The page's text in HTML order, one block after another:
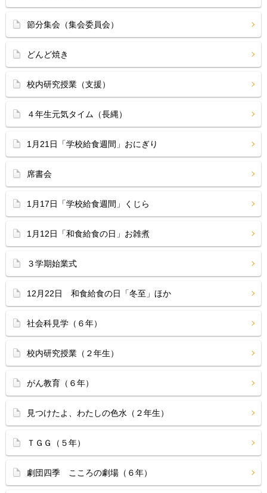
節分集会（集会委員会）
どんど焼き
校内研究授業（支援）
４年生元気タイム（長縄）
1月21日「学校給食週間」おにぎり
席書会
1月17日「学校給食週間」くじら
1月12日「和食給食の日」お雑煮
３学期始業式
12月22日 和食給食の日「冬至」ほか
社会科見学（６年）
校内研究授業（２年生）
がん教育（６年）
見つけたよ、わたしの色水（２年生）
ＴＧＧ（５年）
劇団四季 こころの劇場（６年）